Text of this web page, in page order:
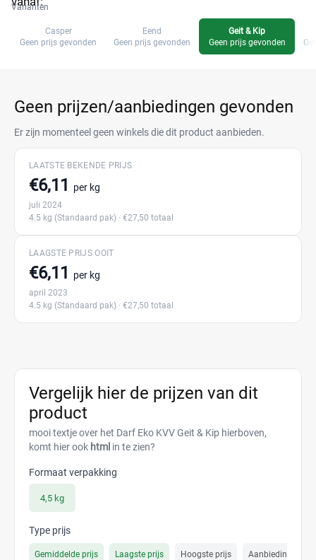
Varianten
Casper
Geen prijs gevonden
Eend
Geen prijs gevonden
Geit & Kip
Geen prijs gevonden
Geen prijzen/aanbiedingen gevonden
Er zijn momenteel geen winkels die dit product aanbieden.
LAATSTE BEKENDE PRIJS
€6,11 per kg
juli 2024
4.5 kg (Standaard pak) · €27,50 totaal
LAAGSTE PRIJS OOIT
€6,11 per kg
april 2023
4.5 kg (Standaard pak) · €27,50 totaal
Vergelijk hier de prijzen van dit
product
mooi textje over het Darf Eko KVV Geit & Kip hierboven,
komt hier ook html in te zien?
Formaat verpakking
4,5 kg
Type prijs
Gemiddelde prijs Laagste prijs Hoogste prijs Aanbiedings prijs